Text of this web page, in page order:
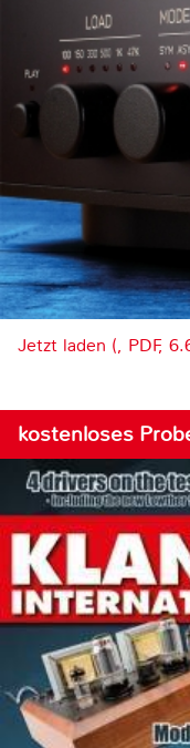
Jetzt laden (, PDF,
kostenloses